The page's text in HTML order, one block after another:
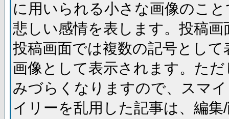
に用いられる小さな画像のこ
悲しい感情を表します。投稿
投稿画面では複数の記号とし
画像として表示されます。た
みづらくなりますので、スマ
イリーを乱用した記事は、編